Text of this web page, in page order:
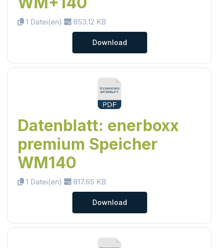
1 Datei(en) 853.12 KB
Download
Datenblatt: enerboxx
premium Speicher
WM140
1 Datei(en) 817.65 KB
Download